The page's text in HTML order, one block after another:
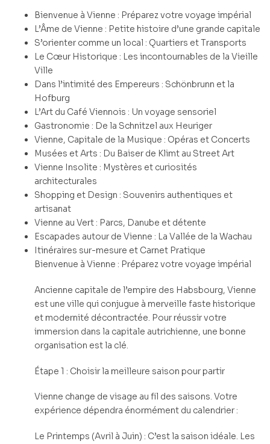
Bienvenue à Vienne : Préparez votre voyage impérial
L’Âme de Vienne : Petite histoire d’une grande capitale
S’orienter comme un local : Quartiers et Transports
Le Cœur Historique : Les incontournables de la Vieille
Ville
Dans l’intimité des Empereurs : Schönbrunn et la
Hofburg
L’Art du Café Viennois : Un voyage sensoriel
Gastronomie : De la Schnitzel aux Heuriger
Vienne, Capitale de la Musique : Opéras et Concerts
Musées et Arts : Du Baiser de Klimt au Street Art
Vienne Insolite : Mystères et curiosités
architecturales
Shopping et Design : Souvenirs authentiques et
artisanat
Vienne au Vert : Parcs, Danube et détente
Escapades autour de Vienne : La Vallée de la Wachau
Itinéraires sur-mesure et Carnet Pratique
Bienvenue à Vienne : Préparez votre voyage impérial
Ancienne capitale de l’empire des Habsbourg, Vienne
est une ville qui conjugue à merveille faste historique
et modernité décontractée. Pour réussir votre
immersion dans la capitale autrichienne, une bonne
organisation est la clé.
Étape 1 : Choisir la meilleure saison pour partir
Vienne change de visage au fil des saisons. Votre
expérience dépendra énormément du calendrier :
Le Printemps (Avril à Juin) : C’est la saison idéale. Les